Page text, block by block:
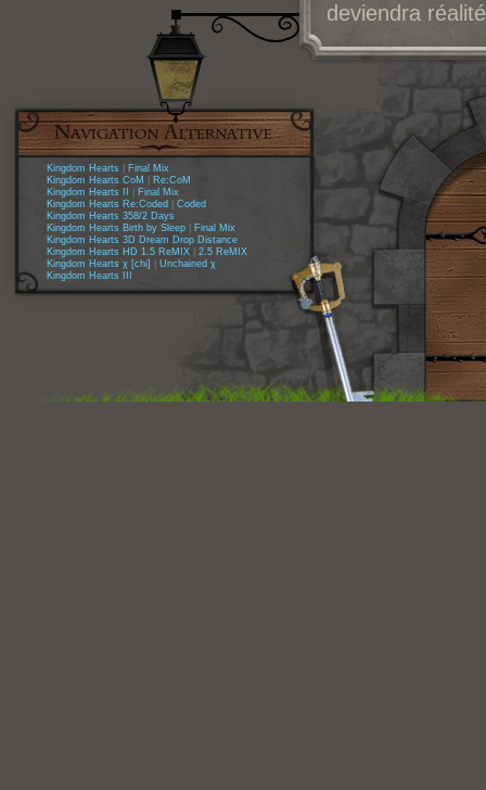
deviendra
Kingdom Hearts
Final Mix
Kingdom Hearts CoM
Re:CoM
Kingdom Hearts II
Final Mix
Kingdom Hearts Re:Coded
Coded
Kingdom Hearts 358/2 Days
Kingdom Hearts Birth by Sleep
Final Mix
Kingdom Hearts 3D Dream Drop Distance
Kingdom Hearts HD 1.5 ReMIX
2.5 ReMIX
Kingdom Hearts χ [chi]
Unchained χ
Kingdom Hearts III